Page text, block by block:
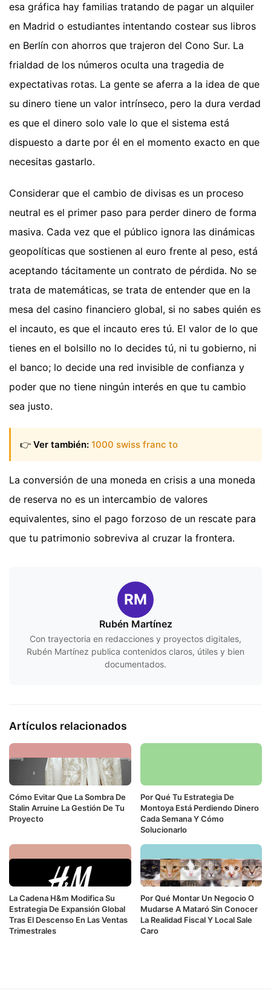
esa gráfica hay familias tratando de pagar un alquiler
en Madrid o estudiantes intentando costear sus libros
en Berlín con ahorros que trajeron del Cono Sur. La
frialdad de los números oculta una tragedia de
expectativas rotas. La gente se aferra a la idea de que
su dinero tiene un valor intrínseco, pero la dura verdad
es que el dinero solo vale lo que el sistema está
dispuesto a darte por él en el momento exacto en que
necesitas gastarlo.
Considerar que el cambio de divisas es un proceso
neutral es el primer paso para perder dinero de forma
masiva. Cada vez que el público ignora las dinámicas
geopolíticas que sostienen al euro frente al peso, está
aceptando tácitamente un contrato de pérdida. No se
trata de matemáticas, se trata de entender que en la
mesa del casino financiero global, si no sabes quién es
el incauto, es que el incauto eres tú. El valor de lo que
tienes en el bolsillo no lo decides tú, ni tu gobierno, ni
el banco; lo decide una red invisible de confianza y
poder que no tiene ningún interés en que tu cambio
sea justo.
👉 Ver también: 1000 swiss franc to
La conversión de una moneda en crisis a una moneda
de reserva no es un intercambio de valores
equivalentes, sino el pago forzoso de un rescate para
que tu patrimonio sobreviva al cruzar la frontera.
RM
Rubén Martínez
Con trayectoria en redacciones y proyectos digitales,
Rubén Martínez publica contenidos claros, útiles y bien
documentados.
Artículos relacionados
Cómo Evitar Que La Sombra De
Stalin Arruine La Gestión De Tu
Proyecto
Por Qué Tu Estrategia De
Montoya Está Perdiendo Dinero
Cada Semana Y Cómo
Solucionarlo
La Cadena H&m Modifica Su
Estrategia De Expansión Global
Tras El Descenso En Las Ventas
Trimestrales
Por Qué Montar Un Negocio O
Mudarse A Mataró Sin Conocer
La Realidad Fiscal Y Local Sale
Caro